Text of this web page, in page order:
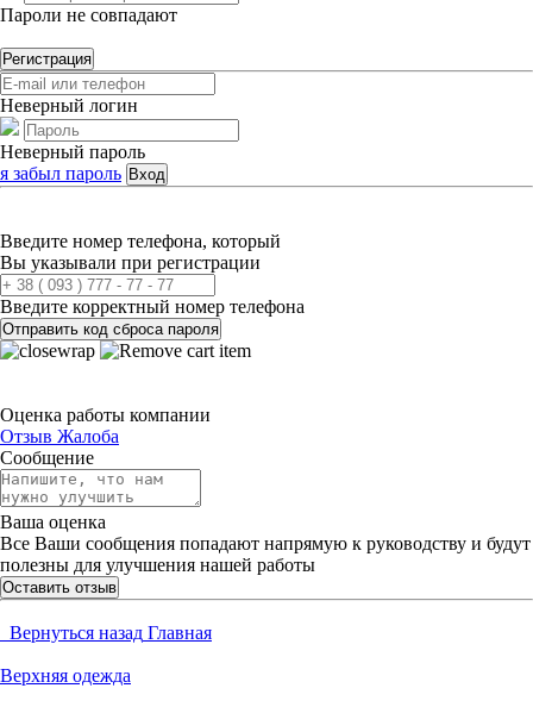
Пароли не совпадают
Регистрация
Неверный логин
Неверный пароль
я забыл пароль Вход
Введите номер телефона, который
Вы указывали при регистрации
Введите корректный номер телефона
Отправить код сброса пароля
Оценка работы компании
Отзыв Жалоба
Сообщение
Ваша оценка
Все Ваши сообщения попадают напрямую к руководству и будут
полезны для улучшения нашей работы
Оставить отзыв
Вернуться назад Главная
Верхняя одежда